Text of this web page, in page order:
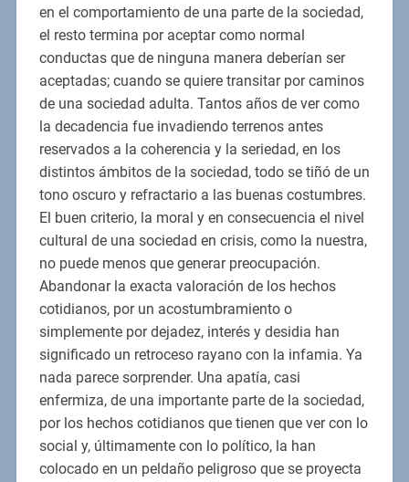
en el comportamiento de una parte de la sociedad,
el resto termina por aceptar como normal
conductas que de ninguna manera deberían ser
aceptadas; cuando se quiere transitar por caminos
de una sociedad adulta. Tantos años de ver como
la decadencia fue invadiendo terrenos antes
reservados a la coherencia y la seriedad, en los
distintos ámbitos de la sociedad, todo se tiñó de un
tono oscuro y refractario a las buenas costumbres.
El buen criterio, la moral y en consecuencia el nivel
cultural de una sociedad en crisis, como la nuestra,
no puede menos que generar preocupación.
Abandonar la exacta valoración de los hechos
cotidianos, por un acostumbramiento o
simplemente por dejadez, interés y desidia han
significado un retroceso rayano con la infamia. Ya
nada parece sorprender. Una apatía, casi
enfermiza, de una importante parte de la sociedad,
por los hechos cotidianos que tienen que ver con lo
social y, últimamente con lo político, la han
colocado en un peldaño peligroso que se proyecta